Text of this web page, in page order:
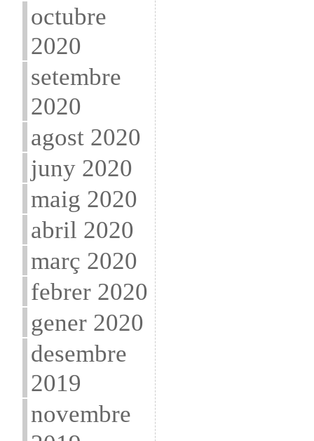
octubre
2020
setembre
2020
agost 2020
juny 2020
maig 2020
abril 2020
març 2020
febrer 2020
gener 2020
desembre
2019
novembre